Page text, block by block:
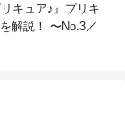
キュア♪』プリキ
解説！ 〜No.3／